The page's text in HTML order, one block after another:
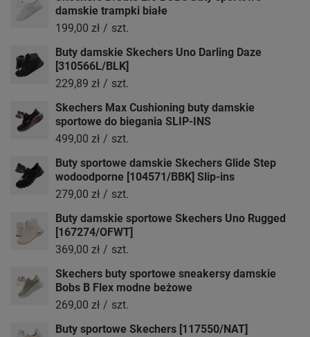
damskie trampki białe
199,00 zł / szt.
Buty damskie Skechers Uno Darling Daze
[310566L/BLK]
229,89 zł / szt.
Skechers Max Cushioning buty damskie
sportowe do biegania SLIP-INS
499,00 zł / szt.
Buty sportowe damskie Skechers Glide Step
wodoodporne [104571/BBK] Slip-ins
279,00 zł / szt.
Buty damskie sportowe Skechers Uno Rugged
[167274/OFWT]
369,00 zł / szt.
Skechers buty sportowe sneakersy damskie
Bobs B Flex modne beżowe
269,00 zł / szt.
Buty sportowe Skechers [117550/NAT]